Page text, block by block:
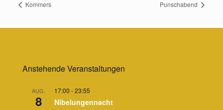
Kommers Punschabend
Anstehende Veranstaltungen
AUG.
8
17:00 -23:55
Nibelungennacht